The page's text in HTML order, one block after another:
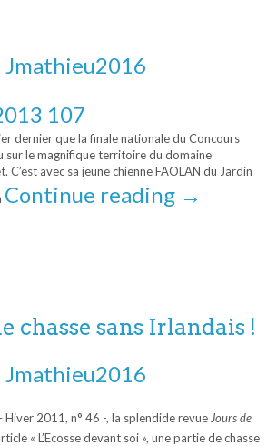
Jmathieu2016
dernier que la finale nationale du Concours
sur le magnifique territoire du domaine
avec sa jeune chienne FAOLAN du Jardin
Continue reading →
chasse sans Irlandais !
Jmathieu2016
Hiver 2011, n° 46 -, la splendide revue Jours de
« L’Ecosse devant soi », une partie de chasse